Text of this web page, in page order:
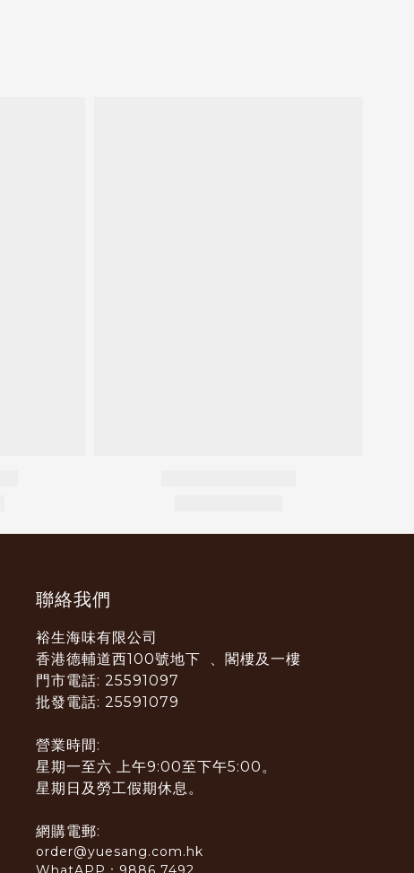
聯絡我們
裕生海味有限公司
香港德輔道西100號地下 、閣樓及一樓
門市電話: 25591097
批發電話: 25591079
營業時間:
星期一至六 上午9:00至下午5:00。
星期日及勞工假期休息。
網購電郵:
order@yuesang.com.hk